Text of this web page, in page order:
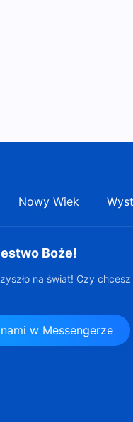
Nowy Wiek
Boże!
na świat! Czy
w Messengerze